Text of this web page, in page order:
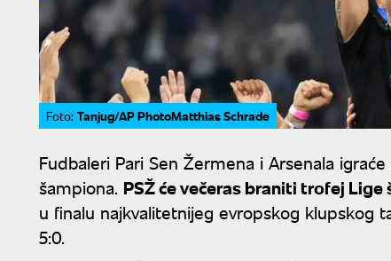
Foto: Tanjug/AP PhotoMatthias Schrade
Fudbaleri Pari Sen Žermena i Arsenala
šampiona. PSŽ će večeras braniti trofej Lige
u finalu najkvalitetnijeg evropskog klupskog
5:0.